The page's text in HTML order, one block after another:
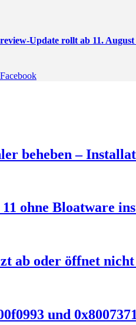
Update rollt ab 11.
Facebook
beheben –
ohne Bloatware
ab oder öffnet
und